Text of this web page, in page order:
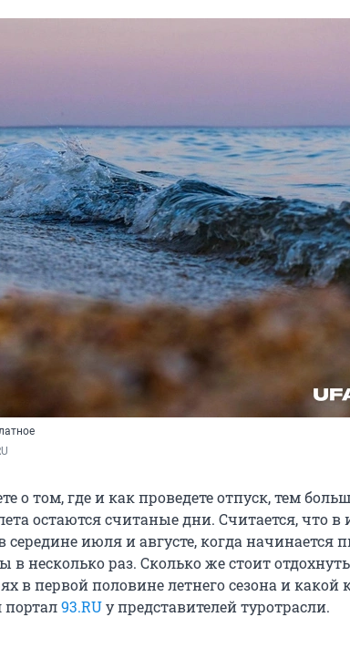
о том, где и как проведете отпуск, тем
остаются считаные дни. Считается, что в
июля и августе, когда начинается
несколько раз. Сколько же стоит
в первой половине летнего сезона и какой
портал93.RUу представителей туротрасли.